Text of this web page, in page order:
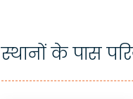
स्थानों के पास